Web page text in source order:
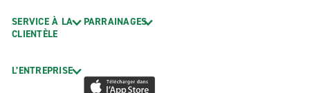
SERVICE À LA
CLIENTÈLE
L’ENTREPRISE
PARRAINAGES